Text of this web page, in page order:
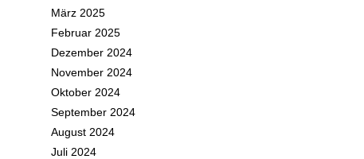
März 2025
Februar 2025
Dezember 2024
November 2024
Oktober 2024
September 2024
August 2024
Juli 2024